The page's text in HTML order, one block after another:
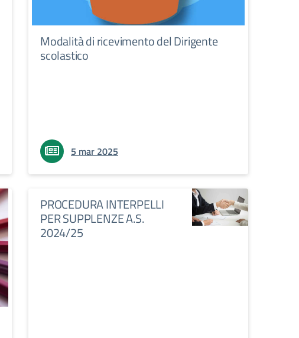
Modalità di ricevimento del Dirigente
scolastico
5 mar 2025
PROCEDURA INTERPELLI
PER SUPPLENZE A.S.
2024/25